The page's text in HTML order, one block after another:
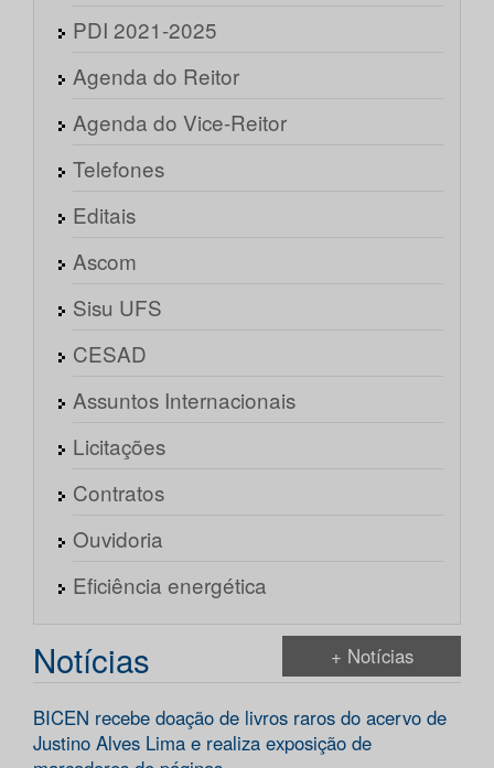
PDI 2021-2025
Agenda do Reitor
Agenda do Vice-Reitor
Telefones
Editais
Ascom
Sisu UFS
CESAD
Assuntos Internacionais
Licitações
Contratos
Ouvidoria
Eficiência energética
Notícias + Notícias
BICEN recebe doação de livros raros do acervo de
Justino Alves Lima e realiza exposição de